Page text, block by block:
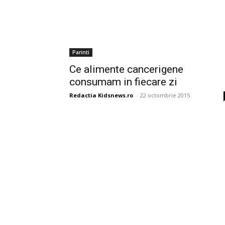
Parinti
Ce alimente cancerigene
consumam in fiecare zi
Redactia Kidsnews.ro - 22 octombrie 2015